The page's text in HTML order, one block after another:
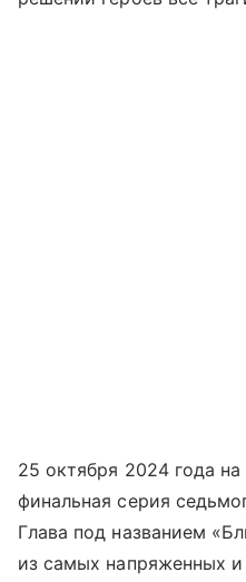
25 октября 2024 года
финальная серия
Глава под названием
из самых напряженных